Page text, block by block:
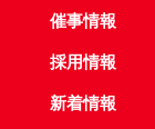
催事情報
採用情報
新着情報